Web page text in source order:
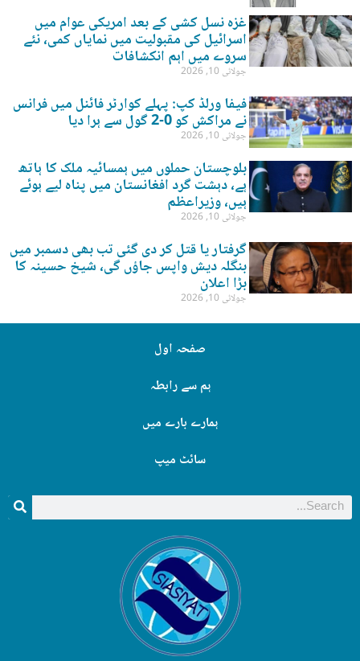
غزہ نسل کشی کے بعد امریکی عوام میں
اسرائیل کی مقبولیت میں نمایاں کمی، نئے
سروے میں اہم انکشافات
جولائی 10, 2026
فیفا ورلڈ کپ: پہلے کوارٹر فائنل میں فرانس
نے مراکش کو 0-2 گول سے ہرا دیا
جولائی 10, 2026
بلوچستان حملوں میں ہمسائیہ ملک کا ہاتھ
ہے، دہشت گرد افغانستان میں پناہ لیے ہوئے
ہیں، وزیراعظم
جولائی 10, 2026
گرفتار یا قتل کر دی گئی تب بھی دسمبر میں
بنگلہ دیش واپس جاؤں گی، شیخ حسینہ کا
بڑا اعلان
جولائی 10, 2026
صفحہ اول
ہم سے رابطہ
ہمارے بارے میں
سائٹ میپ